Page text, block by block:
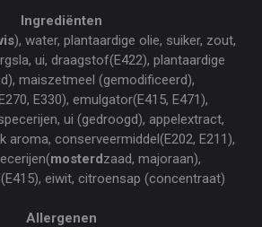
Ingrediënten
), water, plantaardige olie, suiker, zout,
ui, draagstof(E422), plantaardige
maiszetmeel (gemodificeerd),
E330), emulgator(E415, E471),
ui (gedroogd), appelextract,
aroma, conserveermiddel(E202, E211),
mosterdzaad, majoraan),
eiwit, citroensap (concentraat)
Allergenen